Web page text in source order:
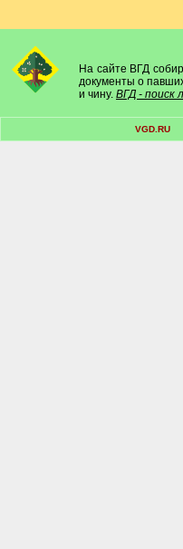
На сайте ВГД
документы о
и чину. ВГД - поиск
VGD.RU